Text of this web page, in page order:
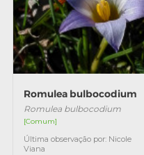
Romulea bulbocodium
Romulea bulbocodium
[Comum]
Última observação por: Nicole
Viana